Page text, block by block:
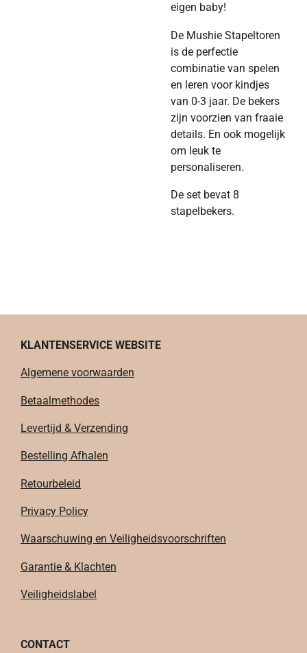
eigen baby!
De Mushie Stapeltoren
is de perfectie
combinatie van spelen
en leren voor kindjes
van 0-3 jaar. De bekers
zijn voorzien van fraaie
details. En ook mogelijk
om leuk te
personaliseren.
De set bevat 8
stapelbekers.
KLANTENSERVICE WEBSITE
Algemene voorwaarden
Betaalmethodes
Levertijd & Verzending
Bestelling Afhalen
Retourbeleid
Privacy Policy
Waarschuwing en Veiligheidsvoorschriften
Garantie & Klachten
Veiligheidslabel
CONTACT